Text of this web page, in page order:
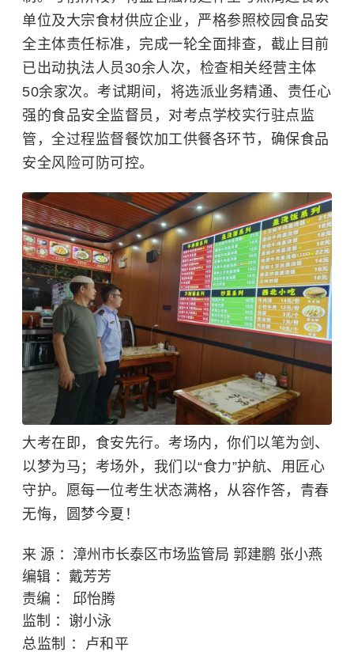
单位及大宗食材供应企业，严格参照校园食品安
全主体责任标准，完成一轮全面排查，截止目前
已出动执法人员30余人次，检查相关经营主体
50余家次。考试期间，将选派业务精通、责任心
强的食品安全监督员，对考点学校实行驻点监
管，全过程监督餐饮加工供餐各环节，确保食品
安全风险可防可控。
大考在即，食安先行。考场内，你们以笔为剑、
以梦为马；考场外，我们以“食力”护航、用匠心
守护。愿每一位考生状态满格，从容作答，青春
无悔，圆梦今夏！
来 源 ：漳州市长泰区市场监管局 郭建鹏 张小燕
编辑 ：戴芳芳
责编 ：
邱怡腾
监制 ：谢小泳
总监制 ： 卢和平